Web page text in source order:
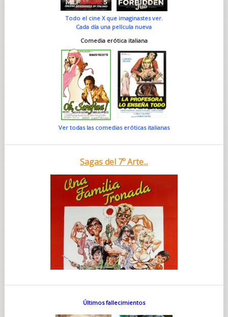
Todo el cine X que imaginastes ver.
Cada día una película nueva
Comedia erótica italiana
Ver todas las comedias eróticas italianas
Sagas del 7º Arte...
Últimos fallecimientos